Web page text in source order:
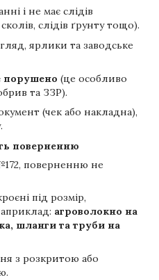
і не має слідів
слідів ґрунту тощо).
ярлики та заводське
порушено (це особливо
та ЗЗР).
(чек або накладна),
поверненню
поверненню не
під розмір,
агроволокно на
шланги та труби на
з розкритою або